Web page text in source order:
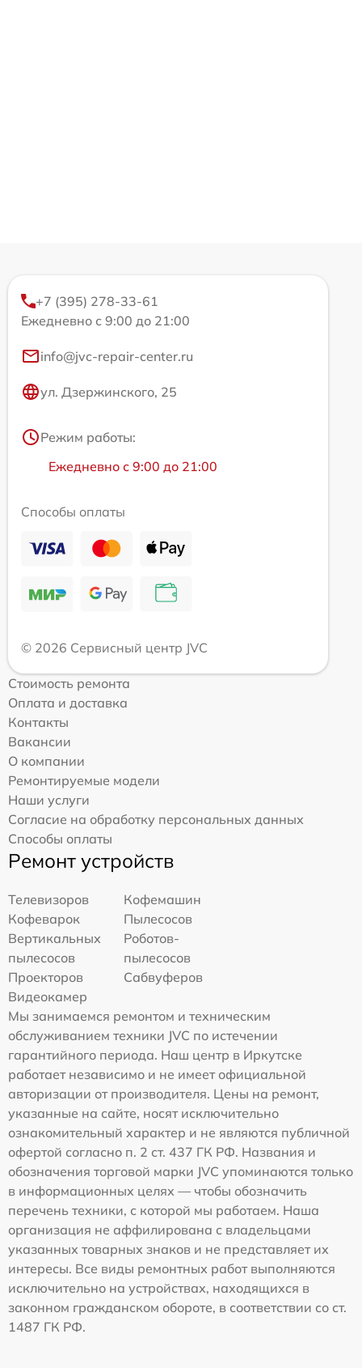
+7 (395) 278-33-61
Ежедневно с 9:00 до 21:00
info@jvc-repair-center.ru
ул. Дзержинского, 25
Режим работы:
Ежедневно с 9:00 до 21:00
Способы оплаты
© 2026 Сервисный центр JVC
Стоимость ремонта
Оплата и доставка
Контакты
Вакансии
О компании
Ремонтируемые модели
Наши услуги
Согласие на обработку персональных данных
Способы оплаты
Ремонт устройств
Телевизоров
Кофемашин
Кофеварок
Пылесосов
Вертикальных
пылесосов
Роботов-
пылесосов
Проекторов
Сабвуферов
Видеокамер
Мы занимаемся ремонтом и техническим
обслуживанием техники JVC по истечении
гарантийного периода. Наш центр в Иркутске
работает независимо и не имеет официальной
авторизации от производителя. Цены на ремонт,
указанные на сайте, носят исключительно
ознакомительный характер и не являются публичной
офертой согласно п. 2 ст. 437 ГК РФ. Названия и
обозначения торговой марки JVC упоминаются только
в информационных целях — чтобы обозначить
перечень техники, с которой мы работаем. Наша
организация не аффилирована с владельцами
указанных товарных знаков и не представляет их
интересы. Все виды ремонтных работ выполняются
исключительно на устройствах, находящихся в
законном гражданском обороте, в соответствии со ст.
1487 ГК РФ.